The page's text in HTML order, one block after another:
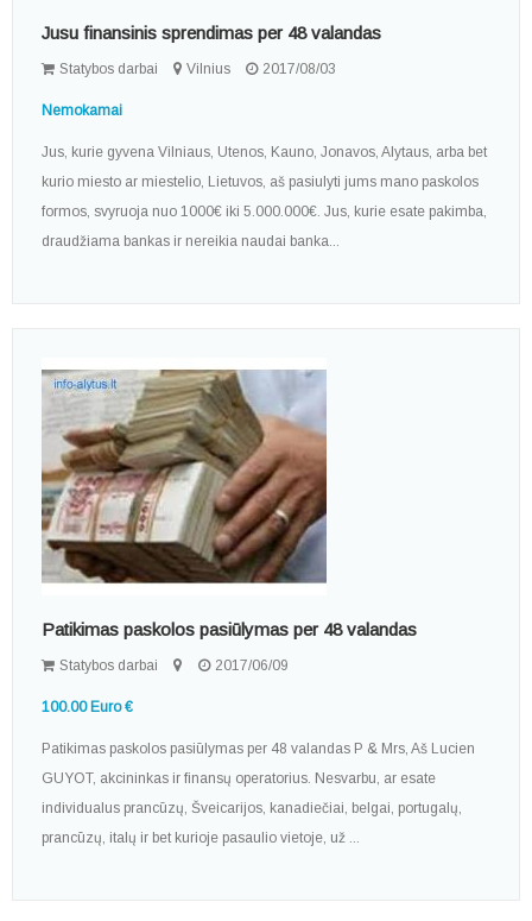
Jusu finansinis sprendimas per 48 valandas
Statybos darbai Vilnius 2017/08/03
Nemokamai
Jus, kurie gyvena Vilniaus, Utenos, Kauno, Jonavos, Alytaus, arba bet
kurio miesto ar miestelio, Lietuvos, aš pasiulyti jums mano paskolos
formos, svyruoja nuo 1000€ iki 5.000.000€. Jus, kurie esate pakimba,
draudžiama bankas ir nereikia naudai banka...
Patikimas paskolos pasiūlymas per 48 valandas
Statybos darbai 2017/06/09
100.00 Euro €
Patikimas paskolos pasiūlymas per 48 valandas P & Mrs, Aš Lucien
GUYOT, akcininkas ir finansų operatorius. Nesvarbu, ar esate
individualus prancūzų, Šveicarijos, kanadiečiai, belgai, portugalų,
prancūzų, italų ir bet kurioje pasaulio vietoje, už ...